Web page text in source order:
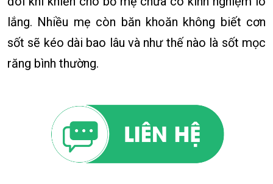
lắng. Nhiều mẹ còn băn khoăn không biết cơn
sốt sẽ kéo dài bao lâu và như thế nào là sốt mọc
răng bình thường.